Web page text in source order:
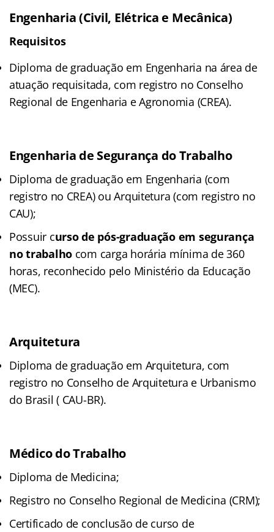
Engenharia (Civil, Elétrica e Mecânica)
Requisitos
Diploma de graduação em Engenharia na área de
atuação requisitada, com registro no Conselho
Regional de Engenharia e Agronomia (CREA).
Engenharia de Segurança do Trabalho
Diploma de graduação em Engenharia (com
registro no CREA) ou Arquitetura (com registro no
CAU);
Possuir curso de pós-graduação em segurança
no trabalho com carga horária mínima de 360
horas, reconhecido pelo Ministério da Educação
(MEC).
Arquitetura
Diploma de graduação em Arquitetura, com
registro no Conselho de Arquitetura e Urbanismo
do Brasil ( CAU-BR).
Médico do Trabalho
Diploma de Medicina;
Registro no Conselho Regional de Medicina (CRM);
Certificado de conclusão de curso de